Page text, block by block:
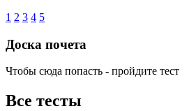
1 2 3 4 5
Доска почета
Чтобы сюда попасть - пройдите тест
Все тесты